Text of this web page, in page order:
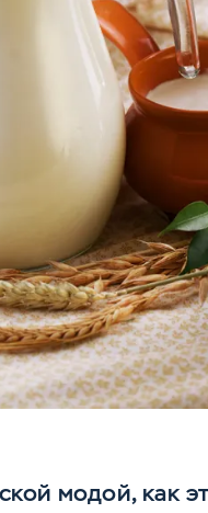
модой, как